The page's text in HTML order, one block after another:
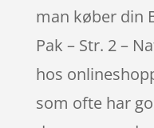
man køber din
Pak – Str. 2 –
hos
som ofte har